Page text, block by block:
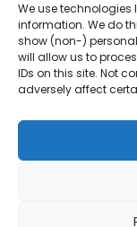
We use
information. We do
show (non-)
will allow us to
IDs on this site. Not
adversely affect
Kontaktai
+370 600 77017
Visos